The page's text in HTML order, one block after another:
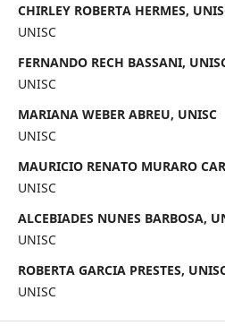
CHIRLEY ROBERTA HERMES,
UNISC
FERNANDO RECH BASSANI,
UNISC
MARIANA WEBER ABREU, UNISC
UNISC
MAURICIO RENATO MURARO
UNISC
ALCEBIADES NUNES BARBOSA,
UNISC
ROBERTA GARCIA PRESTES,
UNISC